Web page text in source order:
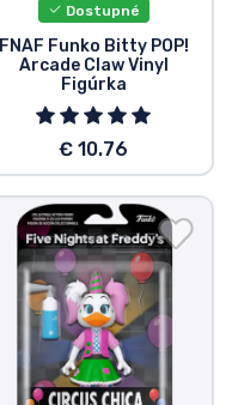
Dostupné
FNAF Funko Bitty POP!
Arcade Claw Vinyl
Figúrka
€ 10.76